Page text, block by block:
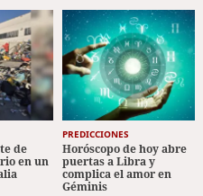
de
en un
PREDICCIONES
Horóscopo de hoy abre
puertas a Libra y
complica el amor en
Géminis